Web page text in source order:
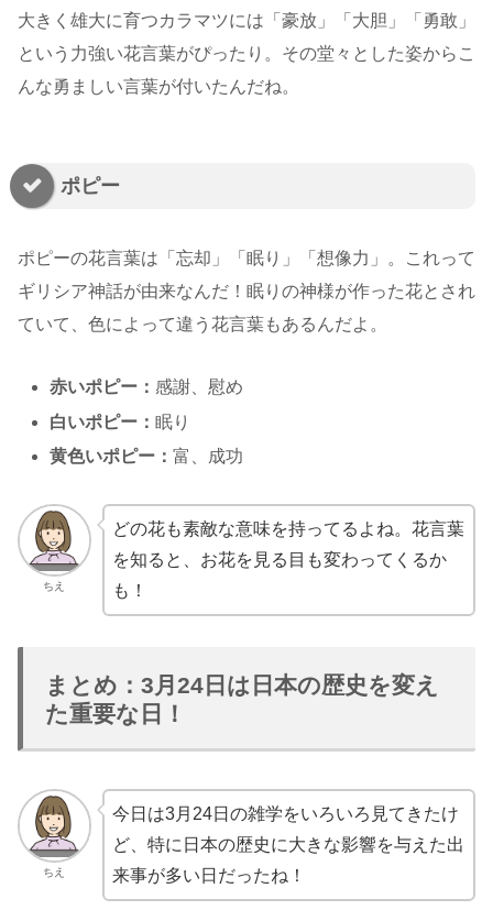
大きく雄大に育つカラマツには「豪放」「大胆」「勇敢」
という力強い花言葉がぴったり。その堂々とした姿からこ
んな勇ましい言葉が付いたんだね。
ポピー
ポピーの花言葉は「忘却」「眠り」「想像力」。これって
ギリシア神話が由来なんだ！眠りの神様が作った花とされ
ていて、色によって違う花言葉もあるんだよ。
赤いポピー： 感謝、慰め
白いポピー：眠り
黄色いポピー：富、成功
ちえ
どの花も素敵な意味を持ってるよね。花言葉
を知ると、お花を見る目も変わってくるか
も！
まとめ：3月24日は日本の歴史を変え
た重要な日！
ちえ
今日は3月24日の雑学をいろいろ見てきたけ
ど、特に日本の歴史に大きな影響を与えた出
来事が多い日だったね！